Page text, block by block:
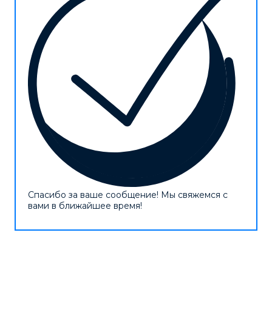
Спасибо за ваше сообщение! Мы свяжемся с
вами в ближайшее время!